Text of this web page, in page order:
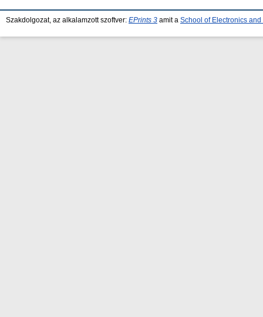
Szakdolgozat, az alkalamzott szoftver: EPrints 3 amit a School of Electronics